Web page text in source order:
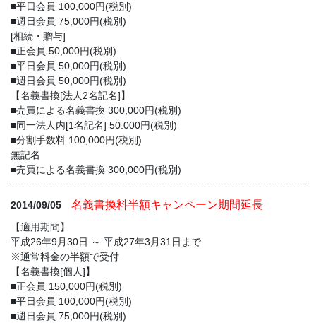
■平日会員 100,000円(税別)
■週日会員 75,000円(税別)
[相続・贈与]
■正会員 50,000円(税別)
■平日会員 50,000円(税別)
■週日会員 50,000円(税別)
【名義書換[法人2名記名]】
■売買による名義書換 300,000円(税別)
■同一法人内[1名記名] 50.000円(税別)
■分割手数料 100,000円(税別)
無記名
■売買による名義書換 300,000円(税別)
2014/09/05 名義書換料半額キャンペーン期間延長
【適用期間】
平成26年9月30日 ～ 平成27年3月31日まで
※通常料金の半額で受付
【名義書換[個人]】
■正会員 150,000円(税別)
■平日会員 100,000円(税別)
■週日会員 75,000円(税別)